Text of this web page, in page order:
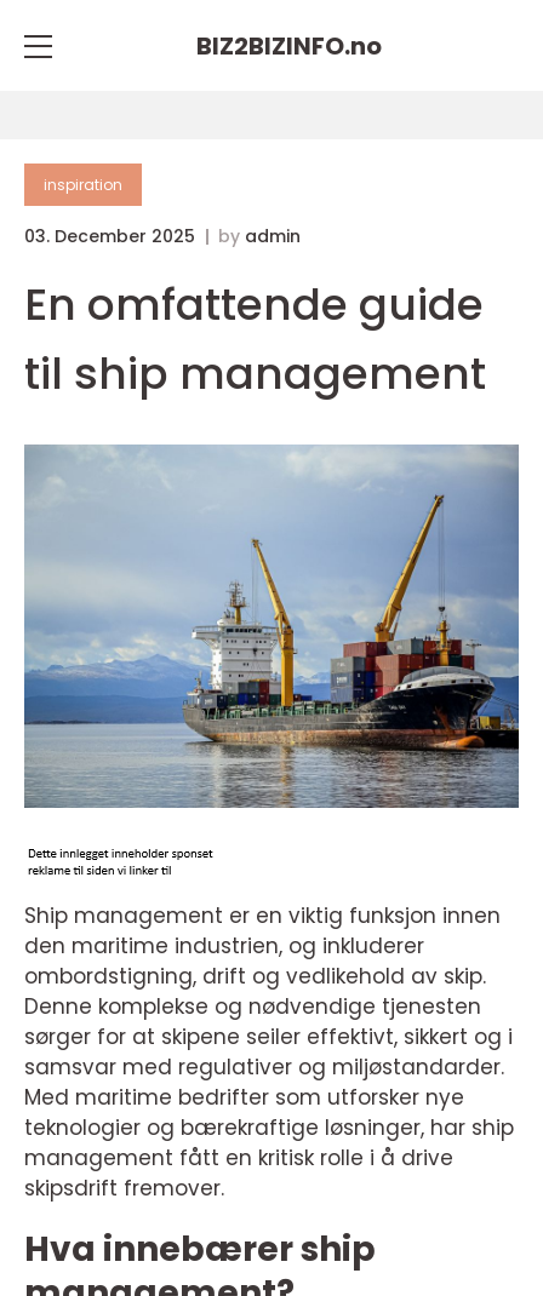
BIZ2BIZINFO.no
inspiration
03. December 2025 by admin
En omfattende guide
til ship management
Ship management er en viktig funksjon innen
den maritime industrien, og inkluderer
ombordstigning, drift og vedlikehold av skip.
Denne komplekse og nødvendige tjenesten
sørger for at skipene seiler effektivt, sikkert og i
samsvar med regulativer og miljøstandarder.
Med maritime bedrifter som utforsker nye
teknologier og bærekraftige løsninger, har ship
management fått en kritisk rolle i å drive
skipsdrift fremover.
Hva innebærer ship